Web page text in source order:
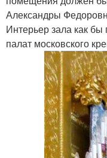
Александры
Интерьер зала как бы
палат московского